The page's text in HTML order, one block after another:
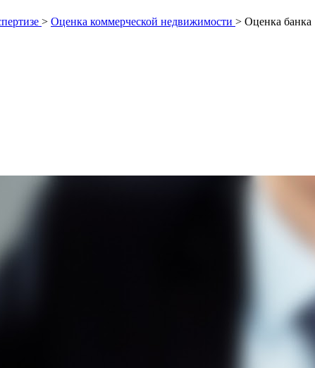
> Оценка коммерческой недвижимости > Оценка банка